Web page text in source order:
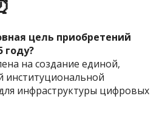
цель приобретений
году?
на создание единой,
институциональной
инфраструктуры цифровых